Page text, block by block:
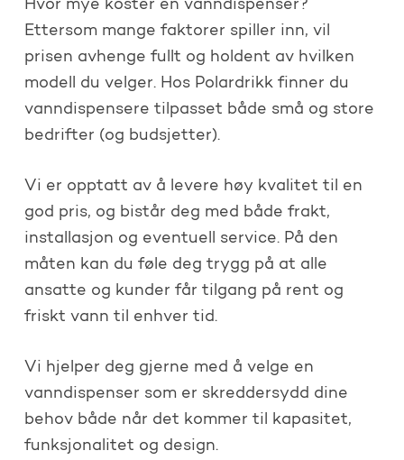
Hvor mye koster en vanndispenser?
Ettersom mange faktorer spiller inn, vil
prisen avhenge fullt og holdent av hvilken
modell du velger. Hos Polardrikk finner du
vanndispensere tilpasset både små og store
bedrifter (og budsjetter).
Vi er opptatt av å levere høy kvalitet til en
god pris, og bistår deg med både frakt,
installasjon og eventuell service. På den
måten kan du føle deg trygg på at alle
ansatte og kunder får tilgang på rent og
friskt vann til enhver tid.
Vi hjelper deg gjerne med å velge en
vanndispenser som er skreddersydd dine
behov både når det kommer til kapasitet,
funksjonalitet og design.